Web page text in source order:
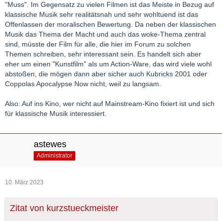
"Muss". Im Gegensatz zu vielen Filmen ist das Meiste in Bezug auf
klassische Musik sehr realitätsnah und sehr wohltuend ist das
Offenlassen der moralischen Bewertung. Da neben der klassischen
Musik das Thema der Macht und auch das woke-Thema zentral
sind, müsste der Film für alle, die hier im Forum zu solchen
Themen schreiben, sehr interessant sein. Es handelt sich aber
eher um einen "Kunstfilm" als um Action-Ware, das wird viele wohl
abstoßen, die mögen dann aber sicher auch Kubricks 2001 oder
Coppolas Apocalypse Now nicht, weil zu langsam.
Also: Auf ins Kino, wer nicht auf Mainstream-Kino fixiert ist und sich
für klassische Musik interessiert.
astewes
Administrator
10. März 2023
Zitat von kurzstueckmeister